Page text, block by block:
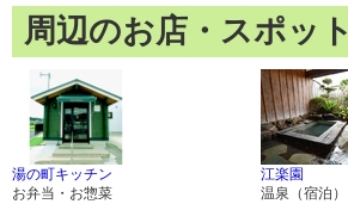
周辺のお店・スポット
湯の町キッチン
お弁当・お惣菜
江楽園
温泉（宿泊）